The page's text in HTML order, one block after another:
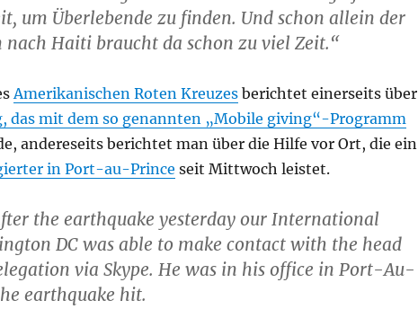
um Überlebende zu finden. Und schon allein der
nach Haiti braucht da schon zu viel Zeit.“
Amerikanischen Roten Kreuzesberichtet einerseits über
das mit dem so genannten „Mobile giving“-Programm
andereseits berichtet man über die Hilfe vor Ort, die ein
in Port-au-Prince seit Mittwoch leistet.
the earthquake yesterday our International
DC was able to make contact with the head
via Skype. He was in his office in Port-Au-
earthquake hit.